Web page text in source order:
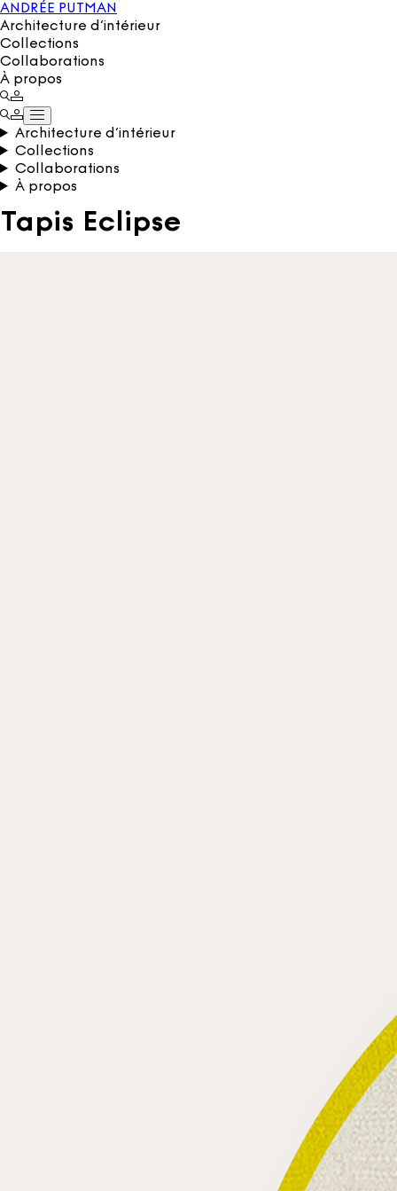
ANDRÉE PUTMAN
Architecture d’intérieur
Collections
Collaborations
À propos
Architecture d’intérieur
Collections
Collaborations
À propos
Tapis Eclipse